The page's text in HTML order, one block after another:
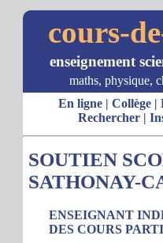
cours-
enseignement
maths, physique,
En ligne| Collège|
Rechercher|
SOUTIEN
SATHONAY-
ENSEIGNANT
DES COURS